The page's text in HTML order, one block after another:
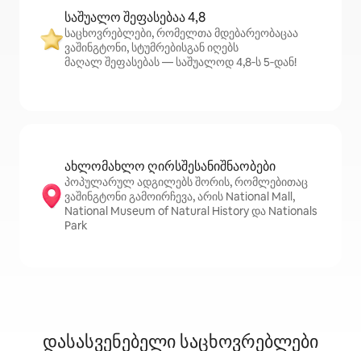
საშუალო შეფასებაა 4,8
საცხოვრებლები, რომელთა მდებარეობაცაა
ვაშინგტონი, სტუმრებისგან იღებს
მაღალ შეფასებას — საშუალოდ 4,8‑ს 5‑დან!
ახლომახლო ღირსშესანიშნაობები
პოპულარულ ადგილებს შორის, რომლებითაც
ვაშინგტონი გამოირჩევა, არის National Mall,
National Museum of Natural History და Nationals
Park
დასასვენებელი საცხოვრებლები